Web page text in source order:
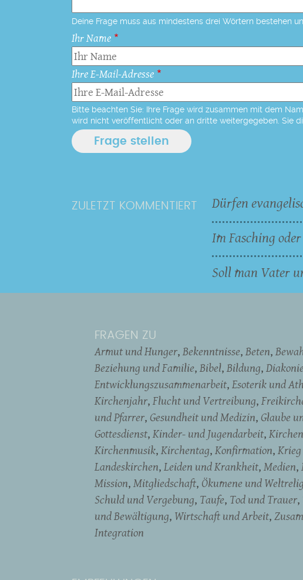
Deine Frage muss aus mindestens drei Wörtern bestehen
Ihr Name
Ihre E-Mail-Adresse
Bitte beachten Sie: Ihre Frage wird zusammen mit dem
wird nicht veröffentlicht oder an dritte weitergegeben. Sie
ZULETZT KOMMENTIERT
Dürfen
Im Fasching
Soll man Vater
FRAGEN ZU
Armut und Hunger Bekenntnisse Beten
Beziehung und Familie Bibel Bildung
Entwicklungszusammenarbeit Esoterik und
Kirchenjahr Flucht und Vertreibung
und Pfarrer Gesundheit und Medizin Glaube
Gottesdienst Kinder- und Jugendarbeit
Kirchenmusik Kirchentag Konfirmation
Landeskirchen Leiden und Krankheit Medien
Mission Mitgliedschaft Ökumene und
Schuld und Vergebung Taufe Tod und Trauer
und Bewältigung Wirtschaft und Arbeit
Integration